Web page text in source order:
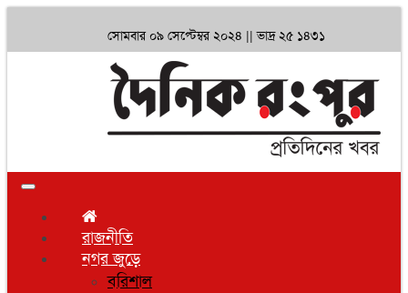
সোমবার ০৯ সেপ্টেম্বর ২০২৪ || ভাদ্র ২৫ ১৪৩১
Toggle
রাজনীতি
নগর জুড়ে
বরিশাল